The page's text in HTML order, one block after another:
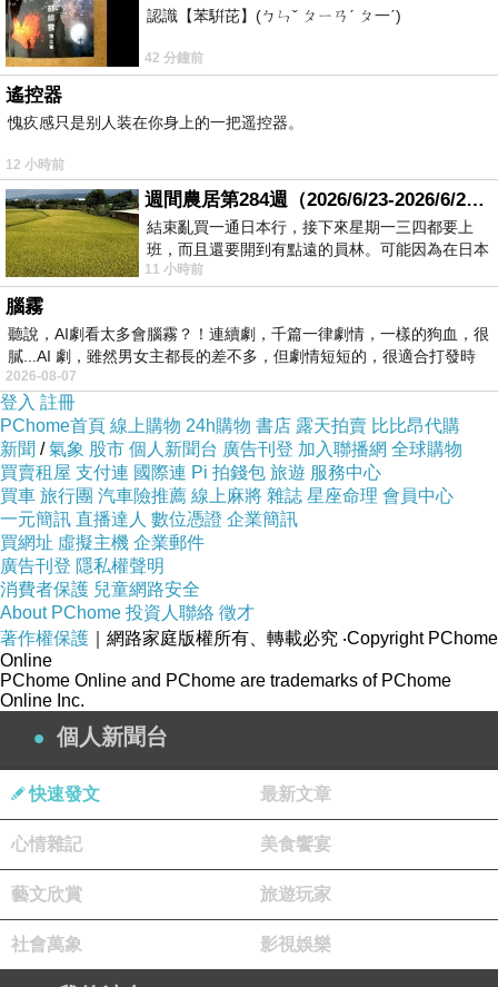
1327年8月，四川地震。
1327年9月，寧夏地震。
1328年7月，寧夏地震。
https://mypaper.pchome.com.tw/bu9650/post/1381933661
這一篇文章有修正。
「按牢尊王」修正為「按臠 尊王」。
「邵按臠」已被「邪教金剛乘」偽造篡改成「安樂
先生」。
臠 、樂，字形相似。
https://mypaper.pchome.com.tw/bu9650/post/1381951931
這一篇文章有補充。
台灣主祀「啜粱噙菜上帝（蘇軾）（蘇和沖）」，
最有名的有5間：
（2）金門金湖「新頭伍德宮」
（3）彰化鹿港「
泊仔寮洽義堂」
（4）彰化鹿港「奉天宮」
（5）新北淡水「
油車口蘇府王爺廟（忠義宮）
新增：新北淡水「油車口蘇府王爺廟（忠義
認識【苯騈芘】(ㄅㄣˇ ㄆㄧㄢˊ ㄆ一ˊ)
42 分鐘前
遙控器
愧疚感只是别人装在你身上的一把遥控器。
12 小時前
週間農居第284週（2026/6/23-2026/6/24) 夏至 金黃稻浪洋溢豐收喜悅
結束亂買一通日本行，接下來星期一三四都要上
班，而且還要開到有點遠的員林。可能因為在日本
花不少錢，星期一出門上班時，心裡沒有一
11 小時前
腦霧
聽說，AI劇看太多會腦霧？！連續劇，千篇一律劇情，一樣的狗血，很
膩...AI 劇，雖然男女主都長的差不多，但劇情短短的，很適合打發時
2026-08-07
登入 註冊
PChome首頁 線上購物 24h購物 書店 露天拍賣 比比昂代購
新聞 /氣象 股市 個人新聞台 廣告刊登 加入聯播網 全球購物
買賣租屋 支付連 國際連 Pi 拍錢包 旅遊 服務中心
買車 旅行團 汽車險推薦 線上麻將 雜誌 星座命理 會員中心
一元簡訊 直播達人 數位憑證 企業簡訊
買網址 虛擬主機 企業郵件
廣告刊登 隱私權聲明
消費者保護 兒童網路安全
About PChome 投資人聯絡 徵才
著作權保護 ｜網路家庭版權所有、轉載必究 ‧Copyright PChome
Online
PChome Online and PChome are trademarks of PChome
Online Inc.
個人新聞台
快速發文 最新文章
心情雜記 美食饗宴
藝文欣賞 旅遊玩家
社會萬象 影視娛樂